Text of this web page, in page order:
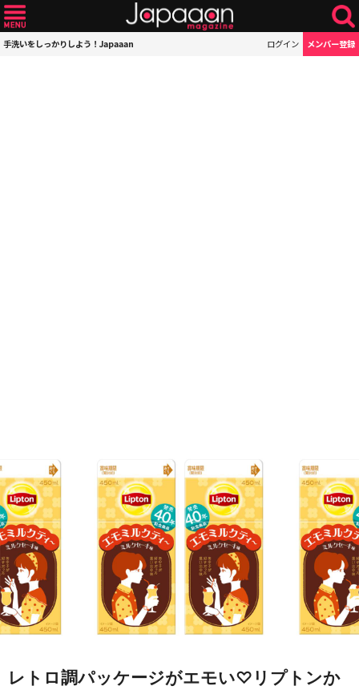
手洗いをしっかりしよう！Japaaan ログイン メンバー登録
レトロ調パッケージがエモい♡リプトンか